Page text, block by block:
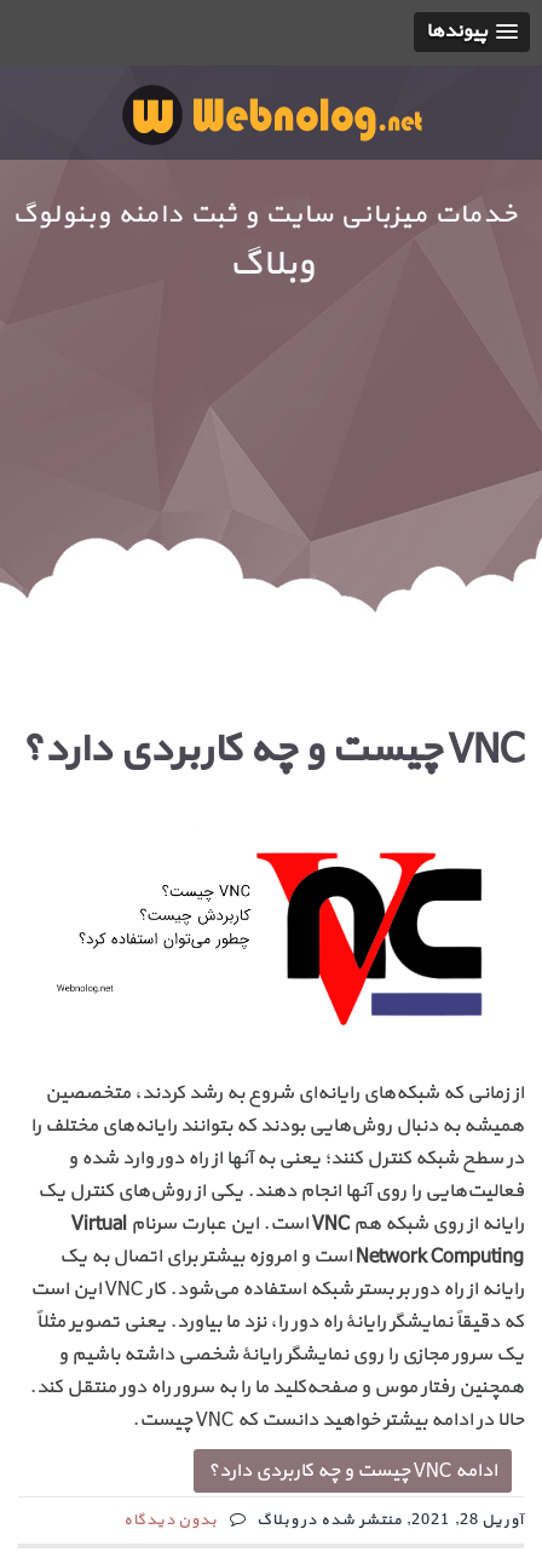
پیوندها
خدمات میزبانی سایت و ثبت دامنه وبنولوگ
وبلاگ
VNC چیست و چه کاربردی دارد؟
از زمانی که شبکه‌های رایانه‌ای شروع به رشد کردند، متخصصین
همیشه به دنبال روش‌هایی بودند که بتوانند رایانه‌های مختلف را
در سطح شبکه کنترل کنند؛ یعنی به آنها از راه دور وارد شده و
فعالیت‌هایی را روی آنها انجام دهند. یکی از روش‌های کنترل یک
رایانه از روی شبکه هم VNCاست. این عبارت سرنام Virtual
Network Computingاست و امروزه بیشتر برای اتصال به یک
رایانه از راه دور بر بستر شبکه استفاده می‌شود. کار VNC این است
که دقیقاً نمایشگر رایانهٔ راه دور را، نزد ما بیاورد. یعنی تصویر مثلاً
یک سرور مجازی را روی نمایشگر رایانهٔ شخصی داشته باشیم و
همچنین رفتار موس و صفحه‌کلید ما را به سرور راه دور منتقل کند.
حالا در ادامه بیشتر خواهید دانست که VNC چیست.
ادامه VNC چیست و چه کاربردی دارد؟
آوریل 28, 2021, منتشر شده در وبلاگ بدون دیدگاه